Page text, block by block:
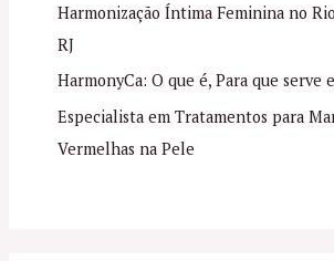
Harmonização Íntima Feminina no
RJ
HarmonyCa: O que é, Para que serve
Especialista em Tratamentos para
Vermelhas na Pele